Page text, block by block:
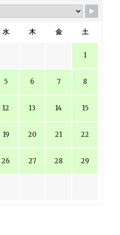
水 木 金 土
1
5 6 7 8
12 13 14 15
19 20 21 22
26 27 28 29